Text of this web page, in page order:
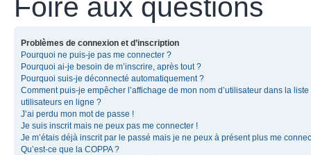
Foire aux questions
Problèmes de connexion et d’inscription
Pourquoi ne puis-je pas me connecter ?
Pourquoi ai-je besoin de m’inscrire, après tout ?
Pourquoi suis-je déconnecté automatiquement ?
Comment puis-je empêcher l’affichage de mon nom d’utilisateur dans la liste
utilisateurs en ligne ?
J’ai perdu mon mot de passe !
Je suis inscrit mais ne peux pas me connecter !
Je m’étais déjà inscrit par le passé mais je ne peux à présent plus me
Qu’est-ce que la COPPA ?